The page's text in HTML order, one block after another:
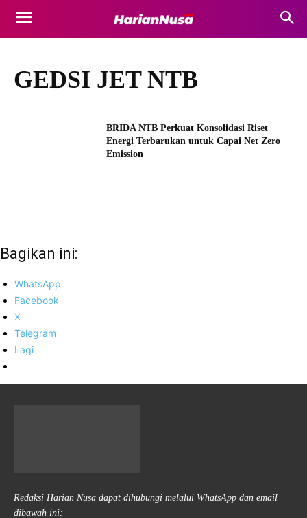
GEDSI JET NTB
BRIDA NTB Perkuat Konsolidasi Riset
Energi Terbarukan untuk Capai Net Zero
Emission
Bagikan ini:
WhatsApp
Facebook
X
Telegram
Lagi
Redaksi Harian Nusa dapat dihubungi melalui WhatsApp dan email
dibawah ini: